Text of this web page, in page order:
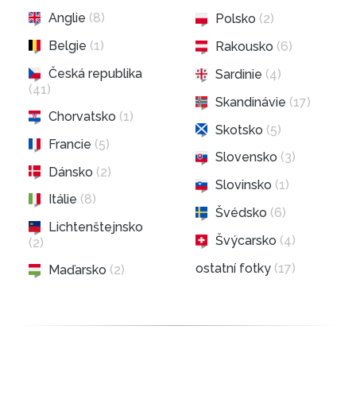
Anglie (8)
Belgie (1)
Česká republika
(41)
Chorvatsko (1)
Francie (5)
Dánsko (2)
Itálie (8)
Lichtenštejnsko
(2)
Maďarsko (2)
Polsko (2)
Rakousko (6)
Sardinie (4)
Skandinávie (17)
Skotsko (5)
Slovensko (3)
Slovinsko (1)
Švédsko (6)
Švýcarsko (4)
ostatní fotky (17)